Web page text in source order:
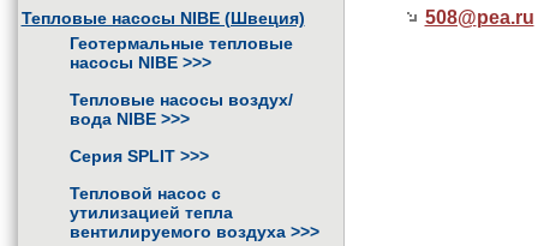
Тепловые насосы NIBE (Швеция)
Геотермальные тепловые
насосы NIBE >>>
Тепловые насосы воздух/
вода NIBE >>>
Серия SPLIT >>>
Тепловой насос с
утилизацией тепла
вентилируемого воздуха >>>
508@pea.ru